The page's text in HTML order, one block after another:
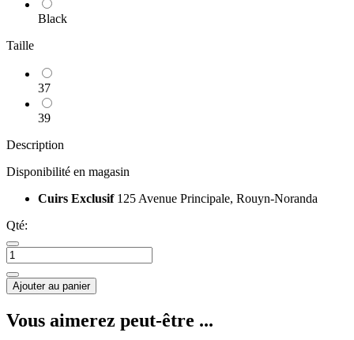
Black
Taille
37
39
Description
Disponibilité en magasin
Cuirs Exclusif 125 Avenue Principale, Rouyn-Noranda
Qté:
Ajouter au panier
Vous aimerez peut-être ...